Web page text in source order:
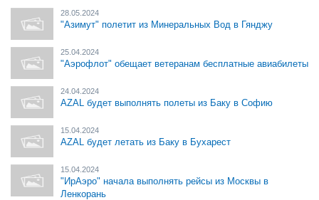
28.05.2024
"Азимут" полетит из Минеральных Вод в Гянджу
25.04.2024
"Аэрофлот" обещает ветеранам бесплатные авиабилеты
24.04.2024
AZAL будет выполнять полеты из Баку в Софию
15.04.2024
AZAL будет летать из Баку в Бухарест
15.04.2024
"ИрАэро" начала выполнять рейсы из Москвы в
Ленкорань